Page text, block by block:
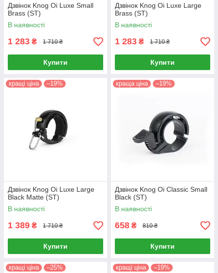
Дзвінок Knog Oi Luxe Small
Brass (ST)
В наявності
1 283 ₴ 1 710 ₴
Купити
Дзвінок Knog Oi Luxe Large
Brass (ST)
В наявності
1 283 ₴ 1 710 ₴
Купити
кращі ціна –19%
Дзвінок Knog Oi Luxe Large
Black Matte (ST)
В наявності
1 389 ₴ 1 710 ₴
Купити
краща ціна –19%
Дзвінок Knog Oi Classic Small
Black (ST)
В наявності
658 ₴ 810 ₴
Купити
кращі ціна –25% кращі ціна –19%